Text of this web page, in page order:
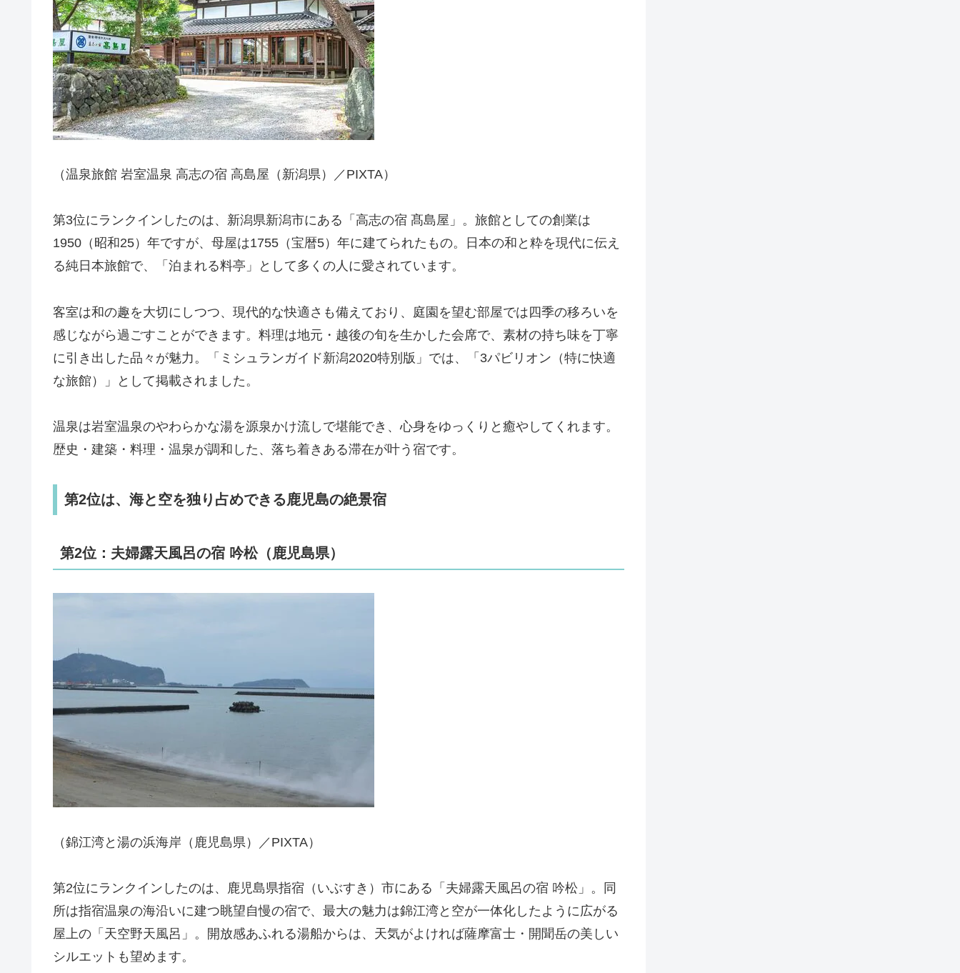
（温泉旅館 岩室温泉 高志の宿 高島屋（新潟県）／PIXTA）
第3位にランクインしたのは、新潟県新潟市にある「高志の宿 髙島屋」。旅館としての創業は
1950（昭和25）年ですが、母屋は1755（宝暦5）年に建てられたもの。日本の和と粋を現代に伝え
る純日本旅館で、「泊まれる料亭」として多くの人に愛されています。
客室は和の趣を大切にしつつ、現代的な快適さも備えており、庭園を望む部屋では四季の移ろいを
感じながら過ごすことができます。料理は地元・越後の旬を生かした会席で、素材の持ち味を丁寧
に引き出した品々が魅力。「ミシュランガイド新潟2020特別版」では、「3パビリオン（特に快適
な旅館）」として掲載されました。
温泉は岩室温泉のやわらかな湯を源泉かけ流しで堪能でき、心身をゆっくりと癒やしてくれます。
歴史・建築・料理・温泉が調和した、落ち着きある滞在が叶う宿です。
第2位は、海と空を独り占めできる鹿児島の絶景宿
第2位：夫婦露天風呂の宿 吟松（鹿児島県）
（錦江湾と湯の浜海岸（鹿児島県）／PIXTA）
第2位にランクインしたのは、鹿児島県指宿（いぶすき）市にある「夫婦露天風呂の宿 吟松」。同
所は指宿温泉の海沿いに建つ眺望自慢の宿で、最大の魅力は錦江湾と空が一体化したように広がる
屋上の「天空野天風呂」。開放感あふれる湯船からは、天気がよければ薩摩富士・開聞岳の美しい
シルエットも望めます。